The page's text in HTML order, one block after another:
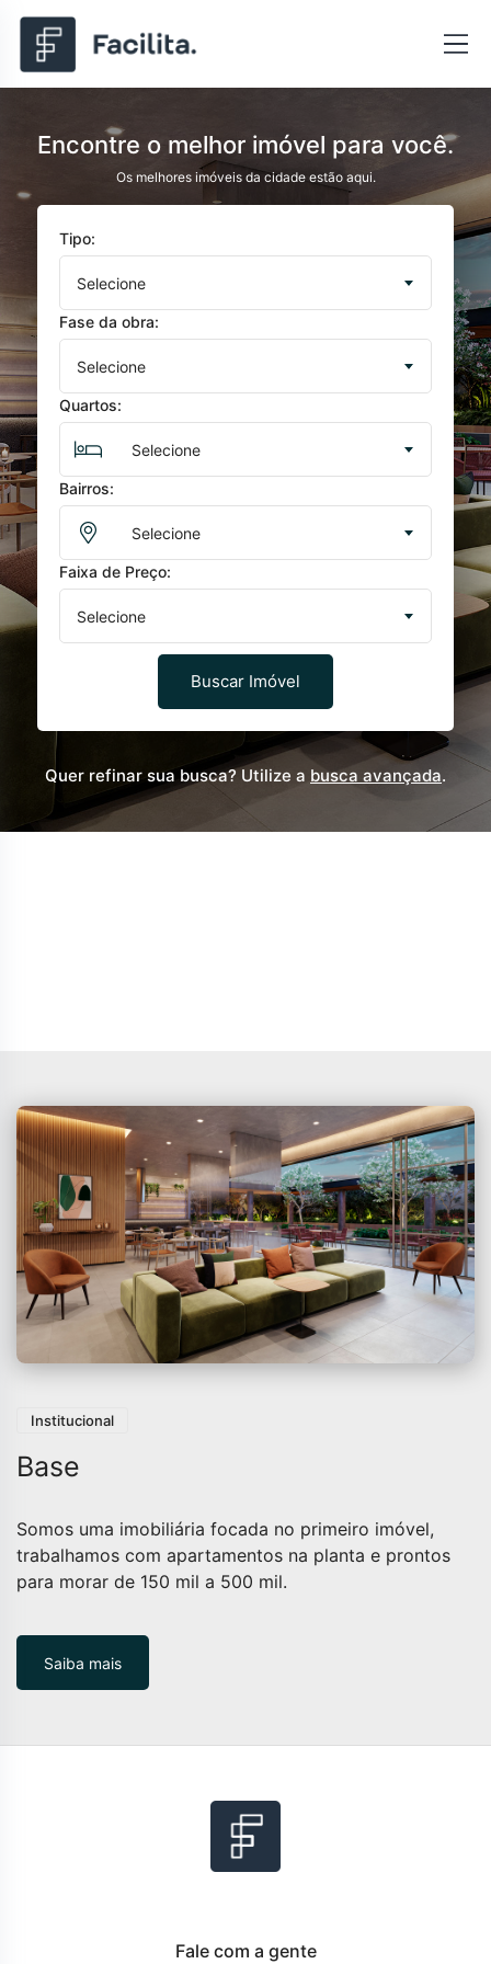
Encontre o melhor imóvel para você.
Os melhores imóveis da cidade estão aqui.
Tipo:
Selecione
Fase da obra:
Selecione
Quartos:
Selecione
Bairros:
Selecione
Faixa de Preço:
Selecione
Buscar Imóvel
Quer refinar sua busca? Utilize a busca avançada.
Institucional
Base
Somos uma imobiliária focada no primeiro imóvel,
trabalhamos com apartamentos na planta e prontos
para morar de 150 mil a 500 mil.
Saiba mais
Fale com a gente